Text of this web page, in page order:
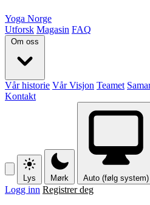
Yoga Norge
Utforsk Magasin FAQ
Om oss
Vår historie Vår Visjon Teamet
Kontakt
Lys Mørk Auto (følg system)
Logg inn Registrer deg